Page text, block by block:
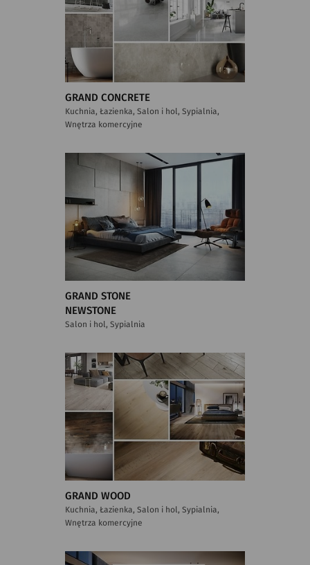
GRAND CONCRETE
Kuchnia, Łazienka, Salon i hol, Sypialnia,
Wnętrza komercyjne
GRAND STONE
NEWSTONE
Salon i hol, Sypialnia
GRAND WOOD
Kuchnia, Łazienka, Salon i hol, Sypialnia,
Wnętrza komercyjne